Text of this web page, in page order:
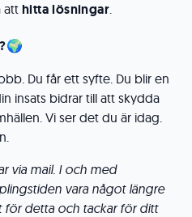
att hitta lösningar.
Du får ett syfte. Du blir en
insats bidrar till att skydda
Vi ser det du är idag.
via mail. I och med
vara något längre
för detta och tackar för ditt